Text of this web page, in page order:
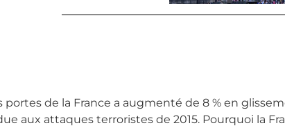
de la France a augmenté de 8 % en
aux attaques terroristes de 2015. Pourquoi la